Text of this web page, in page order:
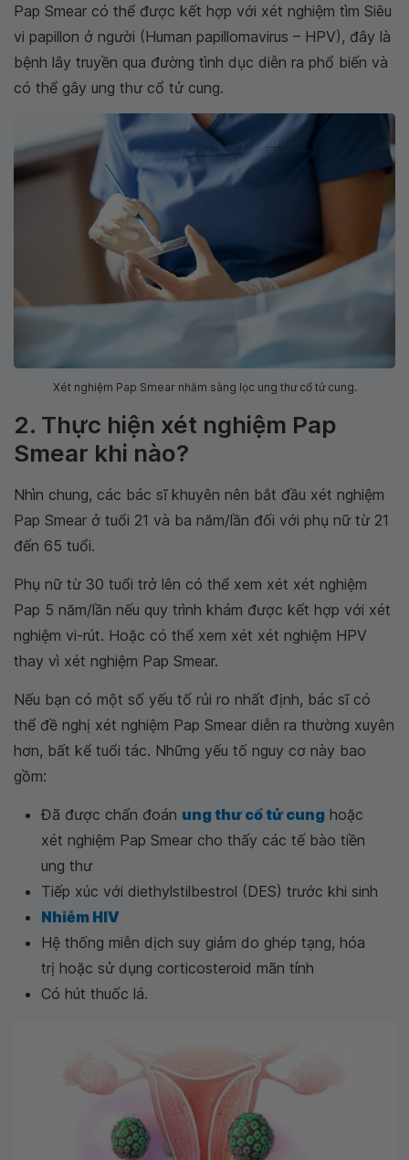
Pap Smear có thể được kết hợp với xét nghiệm tìm Siêu
vi papillon ở người (Human papillomavirus – HPV), đây là
bệnh lây truyền qua đường tình dục diễn ra phổ biến và
có thể gây ung thư cổ tử cung.
Xét nghiệm Pap Smear nhằm sàng lọc ung thư cổ tử cung.
2. Thực hiện xét nghiệm Pap
Smear khi nào?
Nhìn chung, các bác sĩ khuyên nên bắt đầu xét nghiệm
Pap Smear ở tuổi 21 và ba năm/lần đối với phụ nữ từ 21
đến 65 tuổi.
Phụ nữ từ 30 tuổi trở lên có thể xem xét xét nghiệm
Pap 5 năm/lần nếu quy trình khám được kết hợp với xét
nghiệm vi-rút. Hoặc có thể xem xét xét nghiệm HPV
thay vì xét nghiệm Pap Smear.
Nếu bạn có một số yếu tố rủi ro nhất định, bác sĩ có
thể đề nghị xét nghiệm Pap Smear diễn ra thường xuyên
hơn, bất kể tuổi tác. Những yếu tố nguy cơ này bao
gồm:
Đã được chẩn đoán ung thư cổ tử cung hoặc
xét nghiệm Pap Smear cho thấy các tế bào tiền
ung thư
Tiếp xúc với diethylstilbestrol (DES) trước khi sinh
Nhiễm HIV
Hệ thống miễn dịch suy giảm do ghép tạng, hóa
trị hoặc sử dụng corticosteroid mãn tính
Có hút thuốc lá.